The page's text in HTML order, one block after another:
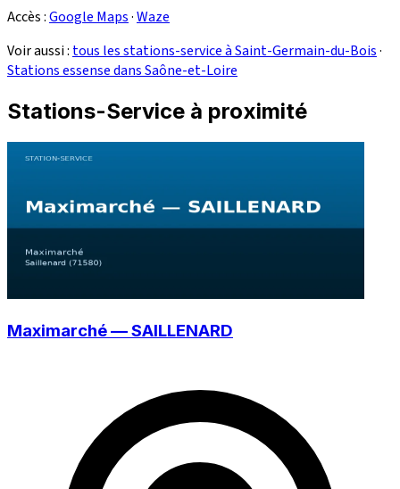
Accès :Google Maps·Waze
Voir aussi : tous les stations-service à Saint-Germain-du-Bois·
Stations essense dans Saône-et-Loire
Stations-Service à proximité
Maximarché — SAILLENARD